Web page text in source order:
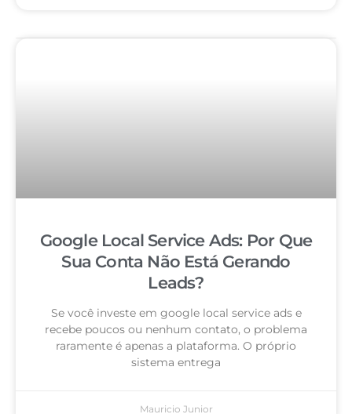
Google Local Service Ads: Por Que
Sua Conta Não Está Gerando
Leads?
Se você investe em google local service ads e
recebe poucos ou nenhum contato, o problema
raramente é apenas a plataforma. O próprio
sistema entrega
Mauricio Junior